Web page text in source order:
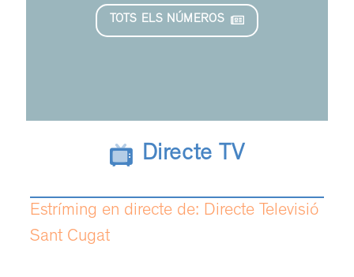
TOTS ELS NÚMEROS
Directe TV
Estríming en directe de: Directe Televisió
Sant Cugat